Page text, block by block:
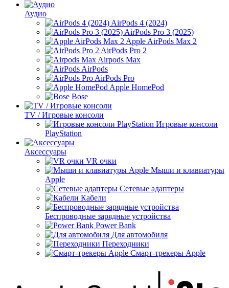
Аудио
AirPods 4 (2024)
AirPods Pro 3 (2025)
Apple AirPods Max 2
AirPods Pro 2
Airpods Max
AirPods
AirPods Pro
Apple HomePod
Bose
TV / Игровые консоли
Игровые консоли
PlayStation
Аксессуары
VR очки
Мыши и клавиатуры
Apple
Сетевые адаптеры
Кабели
Беспроводные зарядные устройства
Power Bank
Для автомобиля
Переходники
Смарт-трекеры Apple